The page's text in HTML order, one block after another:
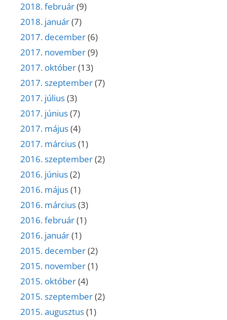
2018. február(9)
2018. január(7)
2017. december(6)
2017. november(9)
2017. október(13)
2017. szeptember(7)
2017. július(3)
2017. június(7)
2017. május(4)
2017. március(1)
2016. szeptember(2)
2016. június(2)
2016. május(1)
2016. március(3)
2016. február(1)
2016. január(1)
2015. december(2)
2015. november(1)
2015. október(4)
2015. szeptember(2)
2015. augusztus(1)